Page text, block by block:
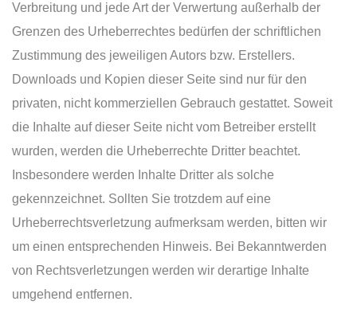
Verbreitung und jede Art der Verwertung außerhalb der
Grenzen des Urheberrechtes bedürfen der schriftlichen
Zustimmung des jeweiligen Autors bzw. Erstellers.
Downloads und Kopien dieser Seite sind nur für den
privaten, nicht kommerziellen Gebrauch gestattet. Soweit
die Inhalte auf dieser Seite nicht vom Betreiber erstellt
wurden, werden die Urheberrechte Dritter beachtet.
Insbesondere werden Inhalte Dritter als solche
gekennzeichnet. Sollten Sie trotzdem auf eine
Urheberrechtsverletzung aufmerksam werden, bitten wir
um einen entsprechenden Hinweis. Bei Bekanntwerden
von Rechtsverletzungen werden wir derartige Inhalte
umgehend entfernen.